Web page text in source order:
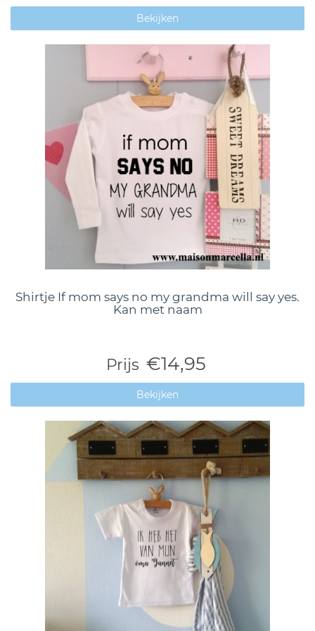
Bekijken
Shirtje If mom says no my grandma will say yes.
Kan met naam
Prijs €14,95
Bekijken